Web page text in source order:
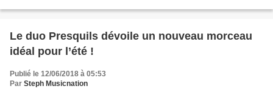
Le duo Presquils dévoile un nouveau morceau
idéal pour l’été !
Publié le 12/06/2018 à 05:53
Par Steph Musicnation